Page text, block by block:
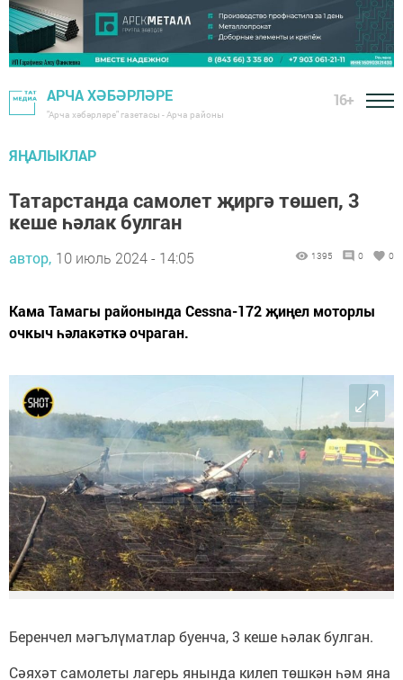
АРЧА ХӘБӘРЛӘРЕ
"Арча хәбәрләре" газетасы - Арча районы
16+
ЯҢАЛЫКЛАР
Татарстанда самолет җиргә төшеп, 3
кеше һәлак булган
автор, 10 июль 2024 - 14:05 1395 0 0
Кама Тамагы районында Cessna-172 җиңел моторлы
очкыч һәлакәткә очраган.
Беренчел мәгълүматлар буенча, 3 кеше һәлак булган.
Сәяхәт самолеты лагерь янында килеп төшкән һәм яна